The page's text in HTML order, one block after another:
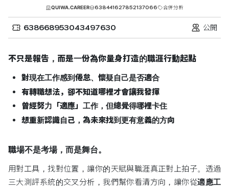
QUIWA.CAREER 638441627852137066 合併分析
638668953043497630 公開
不只是報告，而是一份為你量身打造的職涯行動起點
對現在工作感到倦怠、懷疑自己是否適合
有轉職想法，卻不知道哪裡才會讓我發揮
曾經努力「適應」工作，但總覺得哪裡卡住
想重新認識自己，為未來找到更有意義的方向
職場不是考場，而是舞台。
用對工具，找對位置，讓你的天賦與職涯真正對上拍子。透過
三大測評系統的交叉分析，我們幫你看清方向，讓你從適應工